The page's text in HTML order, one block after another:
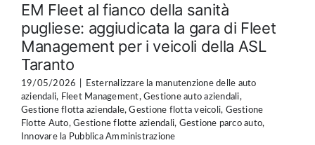
EM Fleet al fianco della sanità
pugliese: aggiudicata la gara di Fleet
Management per i veicoli della ASL
Taranto
19/05/2026
Esternalizzare la manutenzione delle auto
aziendali, Fleet Management, Gestione auto aziendali,
Gestione flotta aziendale,Gestione flotta veicoli, Gestione
Flotte Auto,Gestione flotte aziendali, Gestione parco auto,
Innovare la Pubblica Amministrazione